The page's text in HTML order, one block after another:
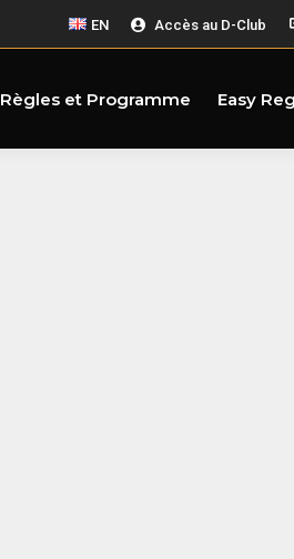
EN Accès au D-Club
Règles et Programme Easy